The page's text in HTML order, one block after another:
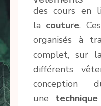
des cours en
la couture.
organisés à
complet, sur
différents
conception
une